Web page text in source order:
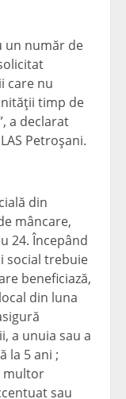
un număr de
care nu
timp de
a declarat
Petroşani.
din
mâncare,
24. Începând
social trebuie
beneficiază,
din luna
a unuia sau a
la 5 ani ;
multor
sau